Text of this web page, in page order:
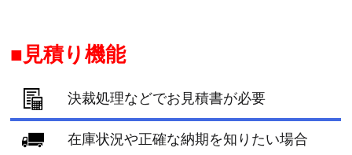
見積り機能
決裁処理などでお見積書が必要
在庫状況や正確な納期を知りたい場合